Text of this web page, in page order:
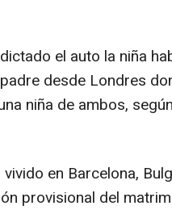
el auto la niña
desde Londres
niña de ambos,
en Barcelona,
provisional del